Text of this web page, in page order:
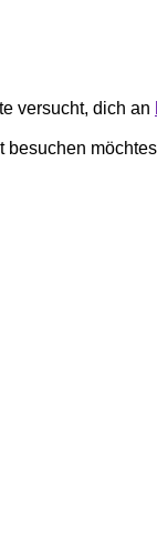
versucht, dich an
besuchen